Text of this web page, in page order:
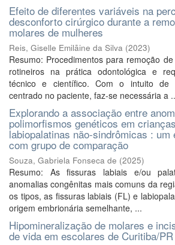
Efeito de diferentes variáveis na
desconforto cirúrgico durante a
molares de mulheres
Reis, Giselle Emilãine da Silva (2023)
Resumo: Procedimentos para remoção
rotineiros na prática odontológica e
técnico e científico. Com o intuito de
centrado no paciente, faz-se necessária a
Explorando a associação entre
polimorfismos genéticos em
labiopalatinas não-sindrômicas :
com grupo de comparação
Souza, Gabriela Fonseca de (2025)
Resumo: As fissuras labiais e/ou
anomalias congênitas mais comuns da
os tipos, as fissuras labiais (FL) e
origem embrionária semelhante, ...
Hipomineralização de molares e
de vida em escolares de Curitiba/PR